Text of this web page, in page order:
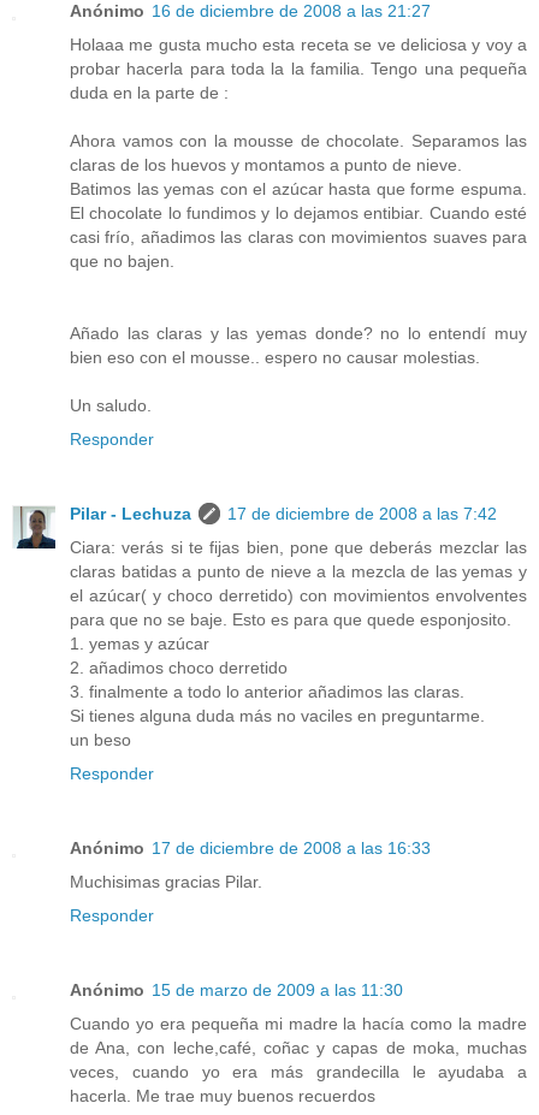
Anónimo 16 de diciembre de 2008 a las 21:27
Holaaa me gusta mucho esta receta se ve deliciosa y voy a
probar hacerla para toda la la familia. Tengo una pequeña
duda en la parte de :
Ahora vamos con la mousse de chocolate. Separamos las
claras de los huevos y montamos a punto de nieve.
Batimos las yemas con el azúcar hasta que forme espuma.
El chocolate lo fundimos y lo dejamos entibiar. Cuando esté
casi frío, añadimos las claras con movimientos suaves para
que no bajen.
Añado las claras y las yemas donde? no lo entendí muy
bien eso con el mousse.. espero no causar molestias.
Un saludo.
Responder
Pilar - Lechuza
17 de diciembre de 2008 a las 7:42
Ciara: verás si te fijas bien, pone que deberás mezclar las
claras batidas a punto de nieve a la mezcla de las yemas y
el azúcar( y choco derretido) con movimientos envolventes
para que no se baje. Esto es para que quede esponjosito.
1. yemas y azúcar
2. añadimos choco derretido
3. finalmente a todo lo anterior añadimos las claras.
Si tienes alguna duda más no vaciles en preguntarme.
un beso
Responder
Anónimo 17 de diciembre de 2008 a las 16:33
Muchisimas gracias Pilar.
Responder
Anónimo 15 de marzo de 2009 a las 11:30
Cuando yo era pequeña mi madre la hacía como la madre
de Ana, con leche,café, coñac y capas de moka, muchas
veces, cuando yo era más grandecilla le ayudaba a
hacerla. Me trae muy buenos recuerdos